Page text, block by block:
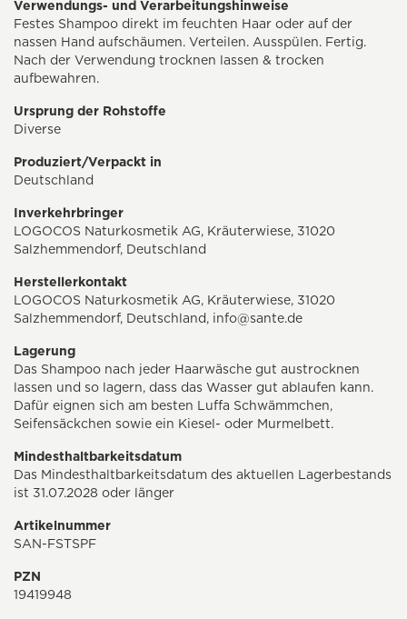
Verwendungs- und Verarbeitungshinweise
Festes Shampoo direkt im feuchten Haar oder auf der
nassen Hand aufschäumen. Verteilen. Ausspülen. Fertig.
Nach der Verwendung trocknen lassen & trocken
aufbewahren.
Ursprung der Rohstoffe
Diverse
Produziert/Verpackt in
Deutschland
Inverkehrbringer
LOGOCOS Naturkosmetik AG, Kräuterwiese, 31020
Salzhemmendorf, Deutschland
Herstellerkontakt
LOGOCOS Naturkosmetik AG, Kräuterwiese, 31020
Salzhemmendorf, Deutschland, info@sante.de
Lagerung
Das Shampoo nach jeder Haarwäsche gut austrocknen
lassen und so lagern, dass das Wasser gut ablaufen kann.
Dafür eignen sich am besten Luffa Schwämmchen,
Seifensäckchen sowie ein Kiesel- oder Murmelbett.
Mindesthaltbarkeitsdatum
Das Mindesthaltbarkeitsdatum des aktuellen Lagerbestands
ist 31.07.2028 oder länger
Artikelnummer
SAN-FSTSPF
PZN
19419948